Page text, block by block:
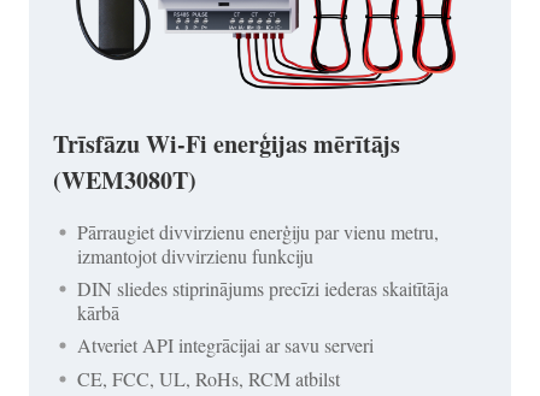
Trīsfāzu Wi-Fi enerģijas mērītājs
(WEM3080T)
Pārraugiet divvirzienu enerģiju par vienu metru,
izmantojot divvirzienu funkciju
DIN sliedes stiprinājums precīzi iederas skaitītāja
kārbā
Atveriet API integrācijai ar savu serveri
CE, FCC, UL, RoHs, RCM atbilst